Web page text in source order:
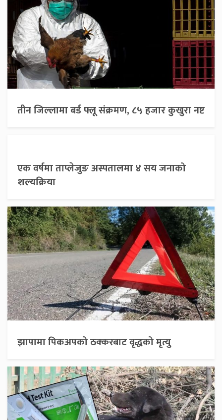
तीन जिल्लामा बर्ड फ्लू संक्रमण, ८५ हजार कुखुरा नष्ट
एक वर्षमा ताप्लेजुङ अस्पतालमा ४ सय जनाको
शल्यक्रिया
झापामा पिकअपको ठक्करबाट वृद्धको मृत्यु